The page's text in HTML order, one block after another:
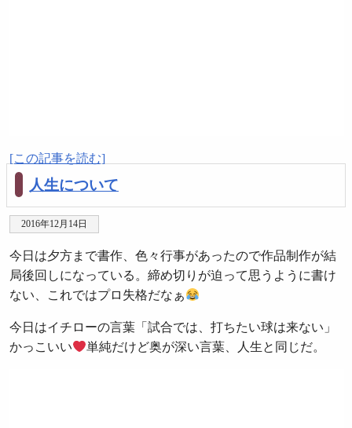
[この記事を読む]
人生について
2016年12月14日
今日は夕方まで書作、色々行事があったので作品制作が結
局後回しになっている。締め切りが迫って思うように書け
ない、これではプロ失格だなぁ
今日はイチローの言葉「試合では、打ちたい球は来ない」
かっこいい
単純だけど奥が深い言葉、人生と同じだ。